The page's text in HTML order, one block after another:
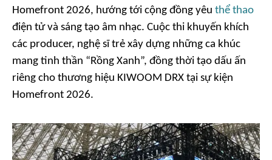
Homefront 2026, hướng tới cộng đồng yêu thể thao
điện tử và sáng tạo âm nhạc. Cuộc thi khuyến khích
các producer, nghệ sĩ trẻ xây dựng những ca khúc
mang tinh thần “Rồng Xanh”, đồng thời tạo dấu ấn
riêng cho thương hiệu KIWOOM DRX tại sự kiện
Homefront 2026.